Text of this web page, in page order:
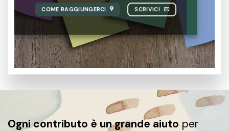
COME RAGGIUNGERCI SCRIVICI
Ogni contributo è un grande aiuto per